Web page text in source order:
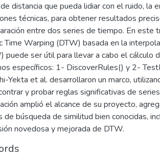
distancia que pueda lidiar con el ruido, la
técnicas, para obtener resultados
entre dos series de tiempo. En este
Time Warping (DTW) basada en la
puede ser útil para llevar a cabo el cálculo
específicos: 1- DiscoverRules() y 2-
Yekta et al. desarrollaron un marco,
y probar reglas significativas de
amplió el alcance de su proyecto,
de búsqueda de similitud bien conocidas,
novedosa y mejorada de DTW.